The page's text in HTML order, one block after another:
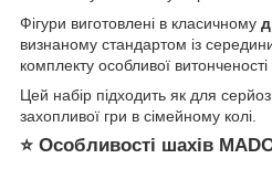
Фігури виготовлені в класичному
визнаному стандартом із
комплекту особливої
Цей набір підходить як для
захопливої гри в сімейному колі.
⭐ Особливості шахів